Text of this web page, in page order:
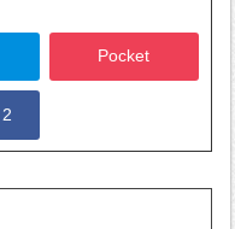
Pocket
2